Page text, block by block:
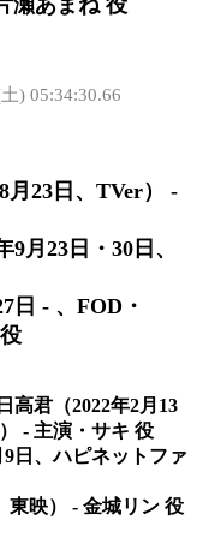
) 05:34:30.66
月23日、TVer） -
月23日・30日、
日 - 、FOD・
高君（2022年2月13
- 主演・サキ 役
9日、ハピネットファ
東映） - 金城リン 役